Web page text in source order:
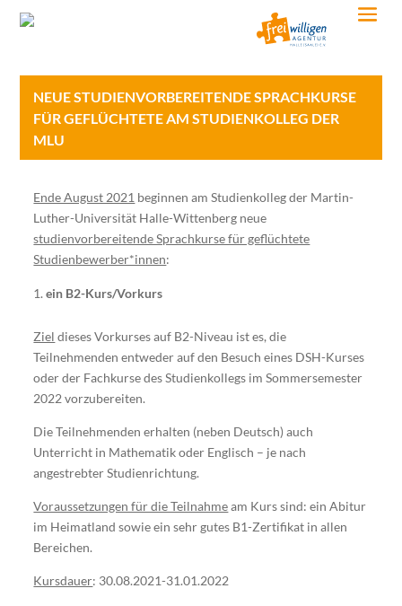
NEUE STUDIENVORBEREITENDE SPRACHKURSE
FÜR GEFLÜCHTETE AM STUDIENKOLLEG DER
MLU
Ende August 2021 beginnen am Studienkolleg der Martin-
Luther-Universität Halle-Wittenberg neue
studienvorbereitende Sprachkurse für geflüchtete
Studienbewerber*innen:
ein B2-Kurs/Vorkurs
Ziel dieses Vorkurses auf B2-Niveau ist es, die
Teilnehmenden entweder auf den Besuch eines DSH-Kurses
oder der Fachkurse des Studienkollegs im Sommersemester
2022 vorzubereiten.
Die Teilnehmenden erhalten (neben Deutsch) auch
Unterricht in Mathematik oder Englisch – je nach
angestrebter Studienrichtung.
Voraussetzungen für die Teilnahmeam Kurs sind: ein Abitur
im Heimatland sowie ein sehr gutes B1-Zertifikat in allen
Bereichen.
Kursdauer: 30.08.2021-31.01.2022